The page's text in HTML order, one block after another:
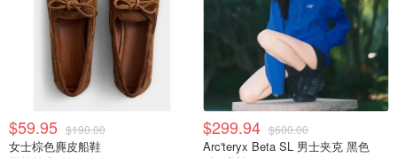
演。11 月 3 日将是“熄灯荧光棒之夜”，而 11 月 4 日将是“地
狱之夜”，这就像一个以僵尸为主题的夺旗游戏。
$59.95 $190.00
女士棕色麂皮船鞋
$299.94 $600.00
Arc'teryx Beta SL 男士夹克 黑色